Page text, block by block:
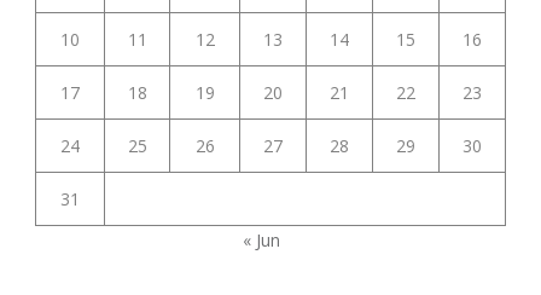
10 11 12 13 14 15 16
17 18 19 20 21 22 23
24 25 26 27 28 29 30
31
« Jun